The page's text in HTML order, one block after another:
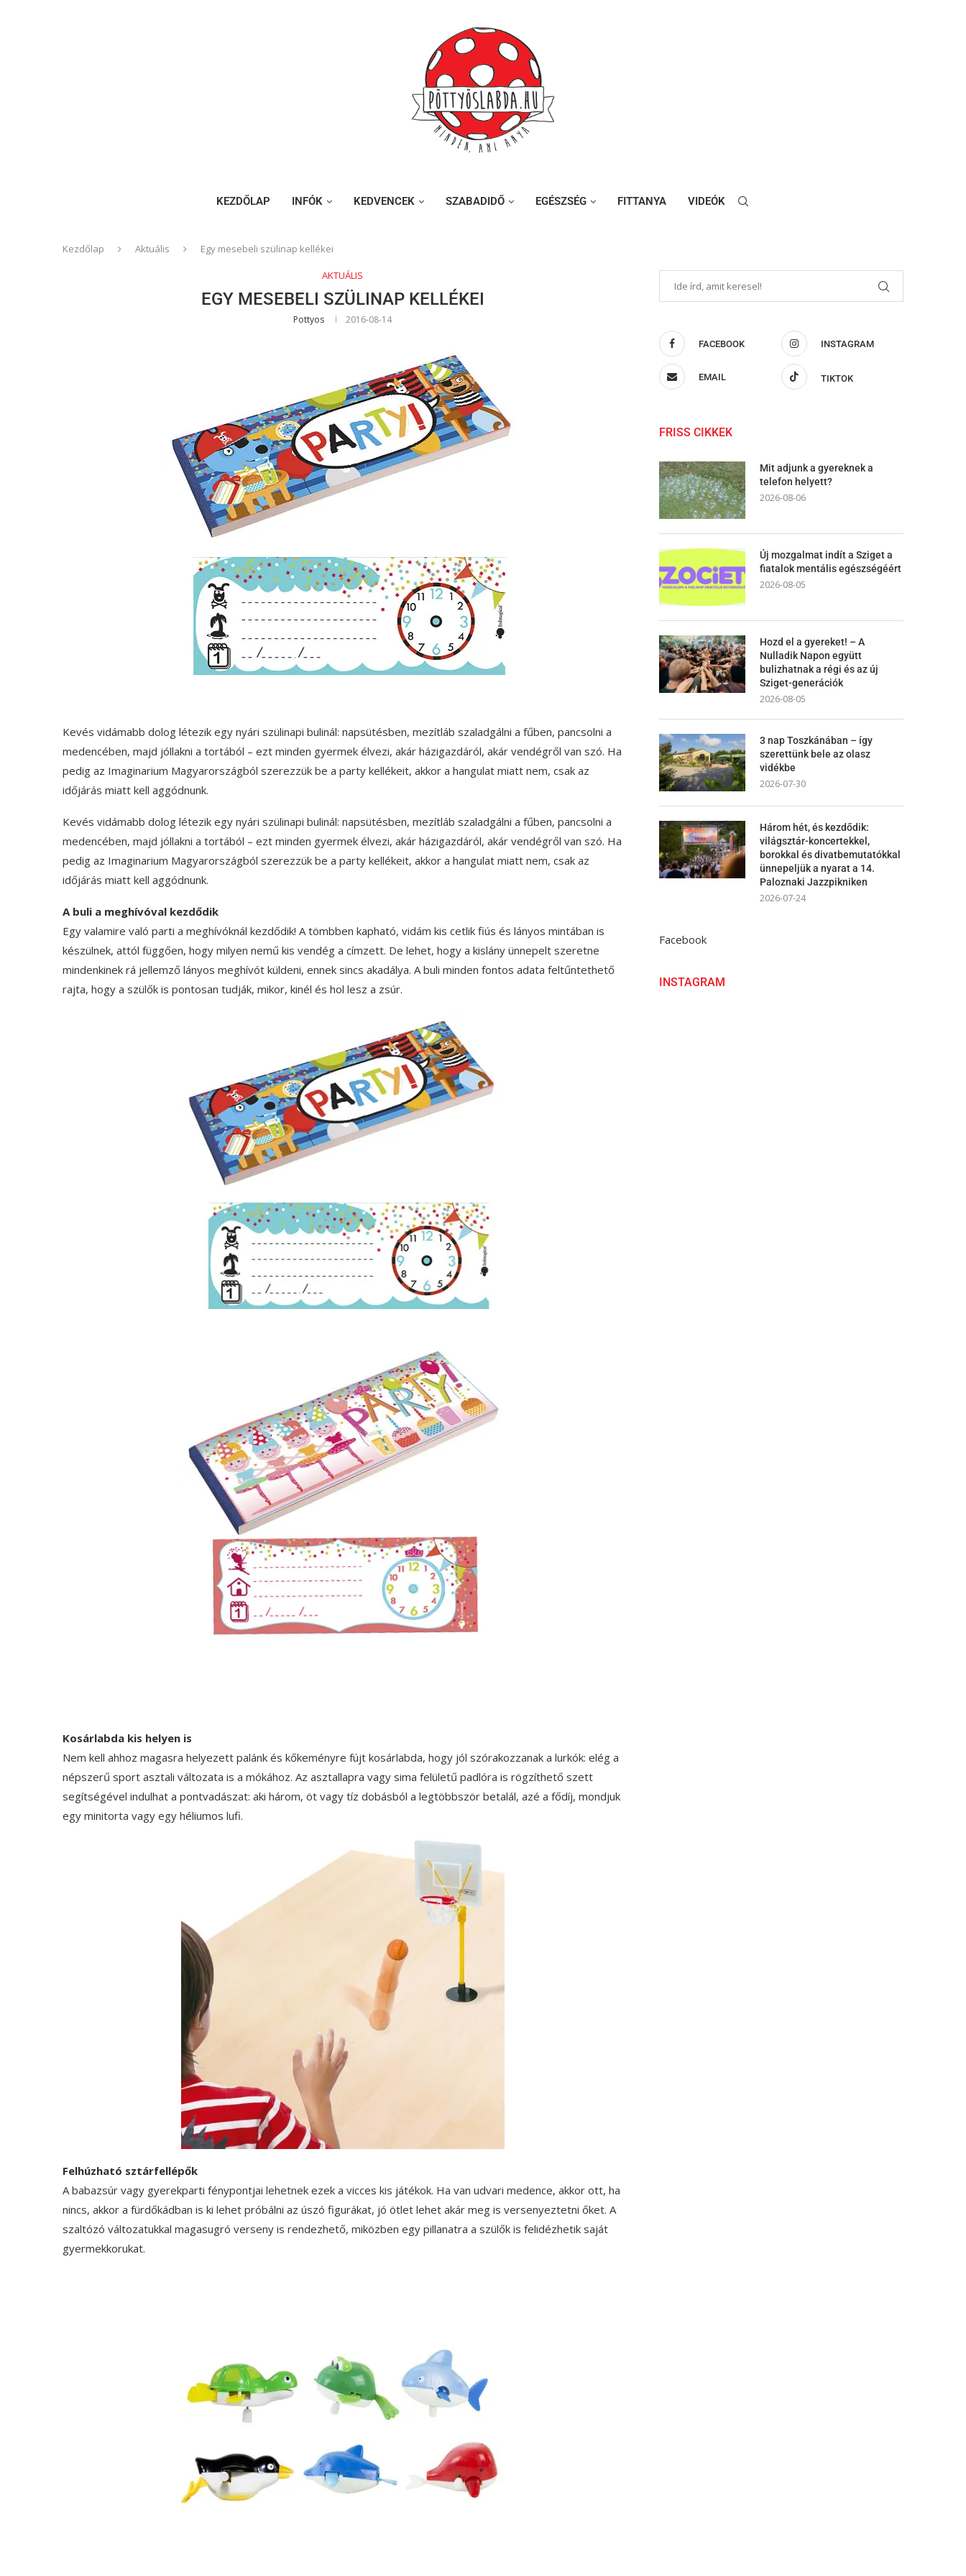
KEZDŐLAP INFÓK KEDVENCEK SZABADIDŐ EGÉSZSÉG FITTANYA VIDEÓK
Kezdőlap Aktuális Egy mesebeli szülinap kellékei
AKTUÁLIS
EGY MESEBELI SZÜLINAP KELLÉKEI
Pottyos 2016-08-14
Kevés vidámabb dolog létezik egy nyári szülinapi bulinál: napsütésben, mezítláb szaladgálni a fűben, pancsolni a
medencében, majd jóllakni a tortából – ezt minden gyermek élvezi, akár házigazdáról, akár vendégről van szó. Ha
pedig az Imaginarium Magyarországból szerezzük be a party kellékeit, akkor a hangulat miatt nem, csak az
időjárás miatt kell aggódnunk.
Kevés vidámabb dolog létezik egy nyári szülinapi bulinál: napsütésben, mezítláb szaladgálni a fűben, pancsolni a
medencében, majd jóllakni a tortából – ezt minden gyermek élvezi, akár házigazdáról, akár vendégről van szó. Ha
pedig az Imaginarium Magyarországból szerezzük be a party kellékeit, akkor a hangulat miatt nem, csak az
időjárás miatt kell aggódnunk.
A buli a meghívóval kezdődik
Egy valamire való parti a meghívóknál kezdődik! A tömbben kapható, vidám kis cetlik fiús és lányos mintában is
készülnek, attól függően, hogy milyen nemű kis vendég a címzett. De lehet, hogy a kislány ünnepelt szeretne
mindenkinek rá jellemző lányos meghívót küldeni, ennek sincs akadálya. A buli minden fontos adata feltűntethető
rajta, hogy a szülők is pontosan tudják, mikor, kinél és hol lesz a zsúr.
Kosárlabda kis helyen is
Nem kell ahhoz magasra helyezett palánk és kőkeményre fújt kosárlabda, hogy jól szórakozzanak a lurkók: elég a
népszerű sport asztali változata is a mókához. Az asztallapra vagy sima felületű padlóra is rögzíthető szett
segítségével indulhat a pontvadászat: aki három, öt vagy tíz dobásból a legtöbbször betalál, azé a fődíj, mondjuk
egy minitorta vagy egy héliumos lufi.
Felhúzható sztárfellépők
A babazsúr vagy gyerekparti fénypontjai lehetnek ezek a vicces kis játékok. Ha van udvari medence, akkor ott, ha
nincs, akkor a fürdőkádban is ki lehet próbálni az úszó figurákat, jó ötlet lehet akár meg is versenyeztetni őket. A
szaltózó változatukkal magasugró verseny is rendezhető, miközben egy pillanatra a szülők is felidézhetik saját
gyermekkorukat.
FACEBOOK INSTAGRAM
EMAIL TIKTOK
FRISS CIKKEK
Mit adjunk a gyereknek a
telefon helyett?
2026-08-06
Új mozgalmat indít a Sziget a
fiatalok mentális egészségéért
2026-08-05
Hozd el a gyereket! – A
Nulladik Napon együtt
bulizhatnak a régi és az új
Sziget-generációk
2026-08-05
3 nap Toszkánában – így
szerettünk bele az olasz
vidékbe
2026-07-30
Három hét, és kezdődik:
világsztár-koncertekkel,
borokkal és divatbemutatókkal
ünnepeljük a nyarat a 14.
Paloznaki Jazzpikniken
2026-07-24
Facebook
INSTAGRAM